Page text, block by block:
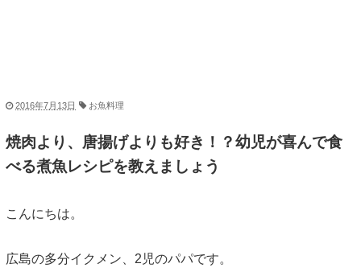
2016年7月13日 お魚料理
焼肉より、唐揚げよりも好き！？幼児が喜んで食
べる煮魚レシピを教えましょう
こんにちは。
広島の多分イクメン、2児のパパです。